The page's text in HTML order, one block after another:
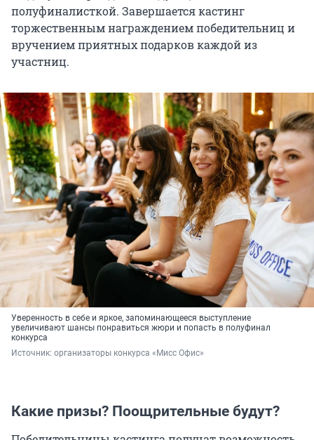
полуфиналисткой. Завершается кастинг
торжественным награждением победительниц и
вручением приятных подарков каждой из
участниц.
Уверенность в себе и яркое, запоминающееся выступление
увеличивают шансы понравиться жюри и попасть в полуфинал
конкурса
Источник: организаторы конкурса «Мисс Офис»
Какие призы? Поощрительные будут?